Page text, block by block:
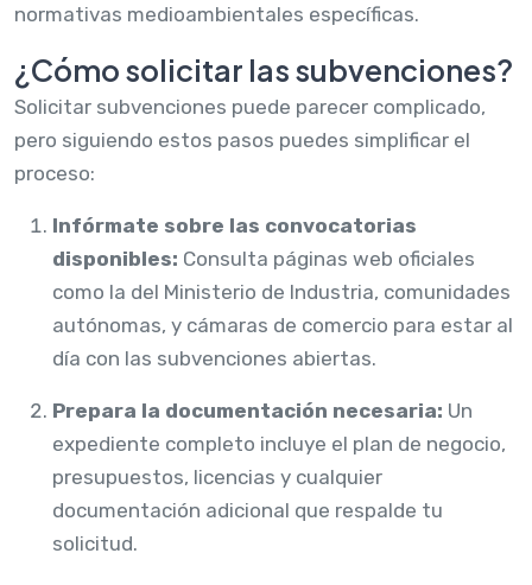
normativas medioambientales específicas.
¿Cómo solicitar las subvenciones?
Solicitar subvenciones puede parecer complicado,
pero siguiendo estos pasos puedes simplificar el
proceso:
Infórmate sobre las convocatorias
disponibles: Consulta páginas web oficiales
como la del Ministerio de Industria, comunidades
autónomas, y cámaras de comercio para estar al
día con las subvenciones abiertas.
Prepara la documentación necesaria: Un
expediente completo incluye el plan de negocio,
presupuestos, licencias y cualquier
documentación adicional que respalde tu
solicitud.